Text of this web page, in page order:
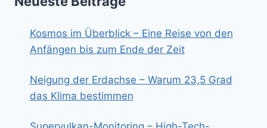
Kosmos im Überblick – Eine Reise von den
Anfängen bis zum Ende der Zeit
Neigung der Erdachse – Warum 23,5 Grad
das Klima bestimmen